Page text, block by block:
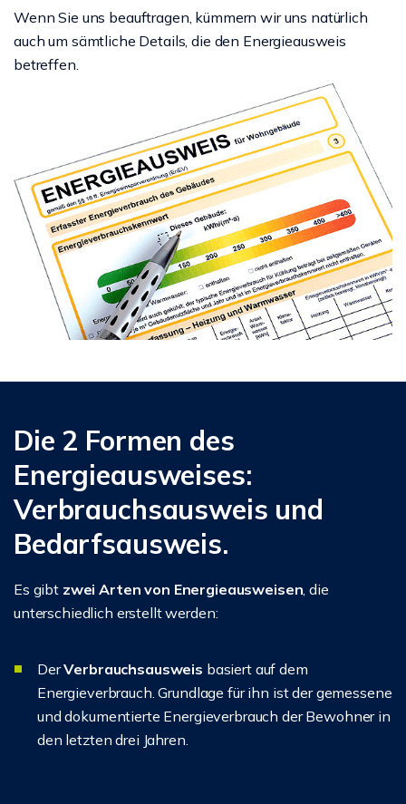
Wenn Sie uns beauftragen, kümmern wir uns natürlich
auch um sämtliche Details, die den Energieausweis
betreffen.
Die 2 Formen des
Energieausweises:
Verbrauchsausweis und
Bedarfsausweis.
Es gibt zwei Arten von Energieausweisen , die
unterschiedlich erstellt werden:
DerVerbrauchsausweis basiert auf dem
Energieverbrauch. Grundlage für ihn ist der gemessene
und dokumentierte Energieverbrauch der Bewohner in
den letzten drei Jahren.